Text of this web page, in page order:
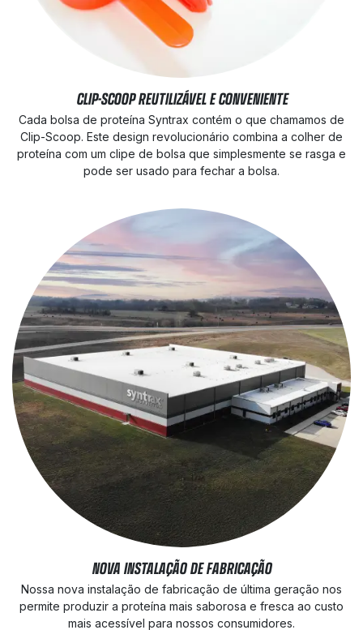
CLIP-SCOOP REUTILIZÁVEL E CONVENIENTE
Cada bolsa de proteína Syntrax contém o que chamamos de
Clip-Scoop. Este design revolucionário combina a colher de
proteína com um clipe de bolsa que simplesmente se rasga e
pode ser usado para fechar a bolsa.
NOVA INSTALAÇÃO DE FABRICAÇÃO
Nossa nova instalação de fabricação de última geração nos
permite produzir a proteína mais saborosa e fresca ao custo
mais acessível para nossos consumidores.